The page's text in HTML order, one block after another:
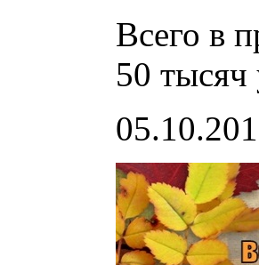
Всего в
50